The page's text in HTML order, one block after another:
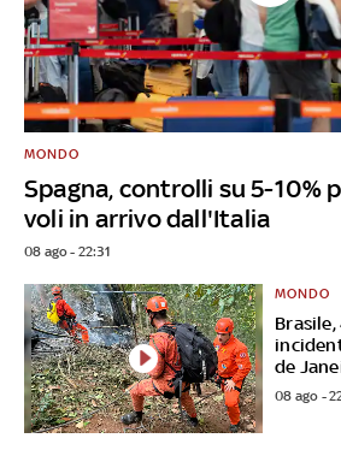
Spagna, controlli su 5-10%
voli in arrivo dall'Italia
MONDO
08 ago - 22:31
de
MONDO
08 ago -